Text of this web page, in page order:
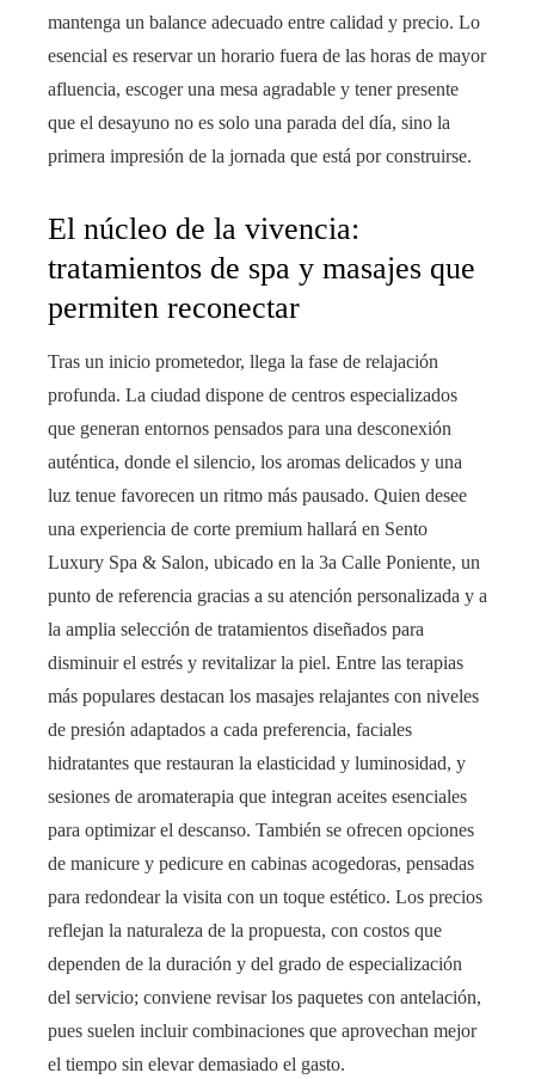
mantenga un balance adecuado entre calidad y precio. Lo
esencial es reservar un horario fuera de las horas de mayor
afluencia, escoger una mesa agradable y tener presente
que el desayuno no es solo una parada del día, sino la
primera impresión de la jornada que está por construirse.
El núcleo de la vivencia:
tratamientos de spa y masajes que
permiten reconectar
Tras un inicio prometedor, llega la fase de relajación
profunda. La ciudad dispone de centros especializados
que generan entornos pensados para una desconexión
auténtica, donde el silencio, los aromas delicados y una
luz tenue favorecen un ritmo más pausado. Quien desee
una experiencia de corte premium hallará en Sento
Luxury Spa & Salon, ubicado en la 3a Calle Poniente, un
punto de referencia gracias a su atención personalizada y a
la amplia selección de tratamientos diseñados para
disminuir el estrés y revitalizar la piel. Entre las terapias
más populares destacan los masajes relajantes con niveles
de presión adaptados a cada preferencia, faciales
hidratantes que restauran la elasticidad y luminosidad, y
sesiones de aromaterapia que integran aceites esenciales
para optimizar el descanso. También se ofrecen opciones
de manicure y pedicure en cabinas acogedoras, pensadas
para redondear la visita con un toque estético. Los precios
reflejan la naturaleza de la propuesta, con costos que
dependen de la duración y del grado de especialización
del servicio; conviene revisar los paquetes con antelación,
pues suelen incluir combinaciones que aprovechan mejor
el tiempo sin elevar demasiado el gasto.